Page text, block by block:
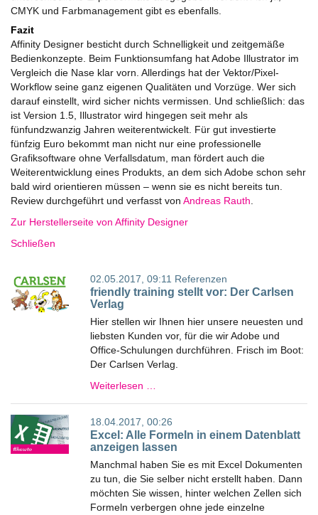
CMYK und Farbmanagement gibt es ebenfalls.
Fazit
Affinity Designer besticht durch Schnelligkeit und zeitgemäße
Bedienkonzepte. Beim Funktionsumfang hat Adobe Illustrator im
Vergleich die Nase klar vorn. Allerdings hat der Vektor/Pixel-
Workflow seine ganz eigenen Qualitäten und Vorzüge. Wer sich
darauf einstellt, wird sicher nichts vermissen. Und schließlich: das
ist Version 1.5, Illustrator wird hingegen seit mehr als
fünfundzwanzig Jahren weiterentwickelt. Für gut investierte
fünfzig Euro bekommt man nicht nur eine professionelle
Grafiksoftware ohne Verfallsdatum, man fördert auch die
Weiterentwicklung eines Produkts, an dem sich Adobe schon sehr
bald wird orientieren müssen – wenn sie es nicht bereits tun.
Review durchgeführt und verfasst von Andreas Rauth
Zur Herstellerseite von Affinity Designer
Schließen
02.05.2017, 09:11 Referenzen
friendly training stellt vor: Der Carlsen
Verlag
Hier stellen wir Ihnen hier unsere neuesten und
liebsten Kunden vor, für die wir Adobe und
Office-Schulungen durchführen. Frisch im Boot:
Der Carlsen Verlag.
Weiterlesen …
18.04.2017, 00:26
Excel: Alle Formeln in einem Datenblatt
anzeigen lassen
Manchmal haben Sie es mit Excel Dokumenten
zu tun, die Sie selber nicht erstellt haben. Dann
möchten Sie wissen, hinter welchen Zellen sich
Formeln verbergen ohne jede einzelne